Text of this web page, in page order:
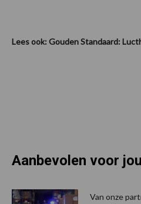
Lees ook: Gouden Standaard:
Aanbevolen voor
Van onze